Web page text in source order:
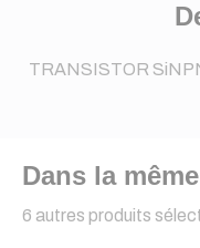
TRANSISTOR
Dans la
6 autres produits